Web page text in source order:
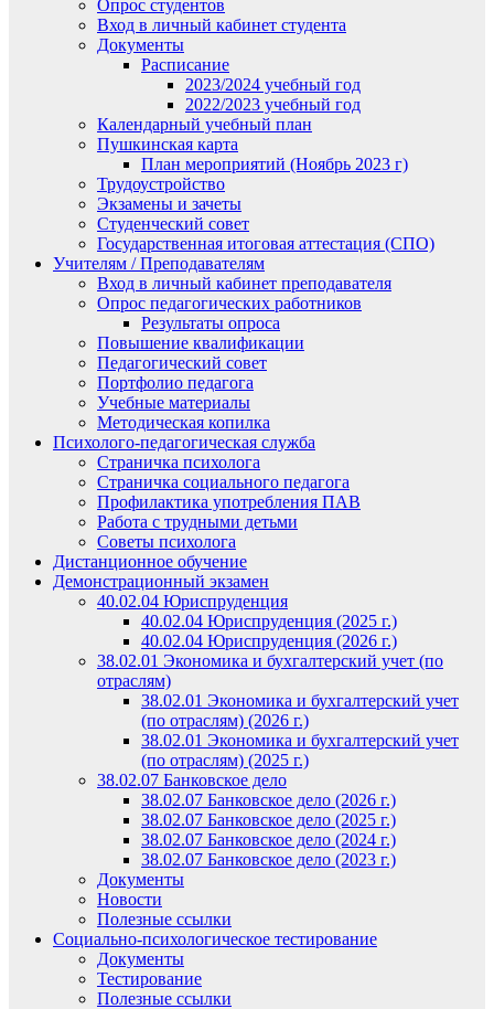
Опрос студентов
Вход в личный кабинет студента
Документы
Расписание
2023/2024 учебный год
2022/2023 учебный год
Календарный учебный план
Пушкинская карта
План мероприятий (Ноябрь 2023 г)
Трудоустройство
Экзамены и зачеты
Студенческий совет
Государственная итоговая аттестация (СПО)
Учителям / Преподавателям
Вход в личный кабинет преподавателя
Опрос педагогических работников
Результаты опроса
Повышение квалификации
Педагогический совет
Портфолио педагога
Учебные материалы
Методическая копилка
Психолого-педагогическая служба
Страничка психолога
Страничка социального педагога
Профилактика употребления ПАВ
Работа с трудными детьми
Советы психолога
Дистанционное обучение
Демонстрационный экзамен
40.02.04 Юриспруденция
40.02.04 Юриспруденция (2025 г.)
40.02.04 Юриспруденция (2026 г.)
38.02.01 Экономика и бухгалтерский учет (по
отраслям)
38.02.01 Экономика и бухгалтерский учет
(по отраслям) (2026 г.)
38.02.01 Экономика и бухгалтерский учет
(по отраслям) (2025 г.)
38.02.07 Банковское дело
38.02.07 Банковское дело (2026 г.)
38.02.07 Банковское дело (2025 г.)
38.02.07 Банковское дело (2024 г.)
38.02.07 Банковское дело (2023 г.)
Документы
Новости
Полезные ссылки
Социально-психологическое тестирование
Документы
Тестирование
Полезные ссылки